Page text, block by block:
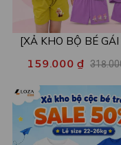
[XẢ KHO BỘ BÉ GÁI
nhiều mẫu - Quần áo
nữ từ 15-22kg - Loza Kids
XB001
159.000 ₫